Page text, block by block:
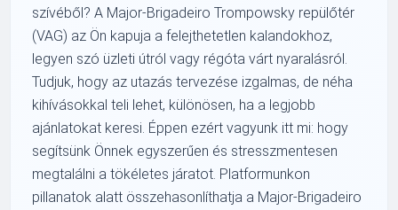
szívéből? A Major-Brigadeiro Trompowsky repülőtér
(VAG) az Ön kapuja a felejthetetlen kalandokhoz,
legyen szó üzleti útról vagy régóta várt nyaralásról.
Tudjuk, hogy az utazás tervezése izgalmas, de néha
kihívásokkal teli lehet, különösen, ha a legjobb
ajánlatokat keresi. Éppen ezért vagyunk itt mi: hogy
segítsünk Önnek egyszerűen és stresszmentesen
megtalálni a tökéletes járatot. Platformunkon
pillanatok alatt összehasonlíthatja a Major-Brigadeiro